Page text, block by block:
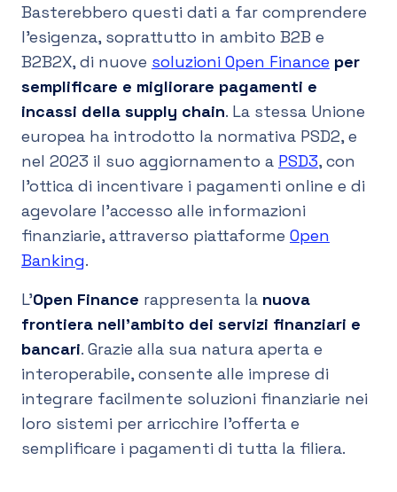
Basterebbero questi dati a far comprendere
l’esigenza, soprattutto in ambito B2B e
B2B2X, di nuove soluzioni Open Finance per
semplificare e migliorare pagamenti e
incassi della supply chain. La stessa Unione
europea ha introdotto la normativa PSD2, e
nel 2023 il suo aggiornamento a PSD3, con
l’ottica di incentivare i pagamenti online e di
agevolare l’accesso alle informazioni
finanziarie, attraverso piattaforme Open
Banking.
L'Open Finance rappresenta la nuova
frontiera nell'ambito dei servizi finanziari e
bancari. Grazie alla sua natura aperta e
interoperabile, consente alle imprese di
integrare facilmente soluzioni finanziarie nei
loro sistemi per arricchire l’offerta e
semplificare i pagamenti di tutta la filiera.